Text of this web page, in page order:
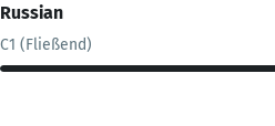
Russian
C1 (Fließend)